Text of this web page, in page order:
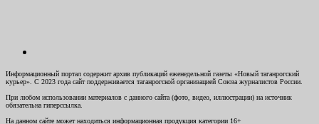
Информационный портал содержит архив публикаций еженедельной газеты «Новый таганрогский
курьер». С 2023 года сайт поддерживается таганрогской организацией Союза журналистов России.
При любом использовании материалов с данного сайта (фото, видео, иллюстрации) на источник
обязательна гиперссылка.
На данном сайте может находиться информационная продукция категории 16+